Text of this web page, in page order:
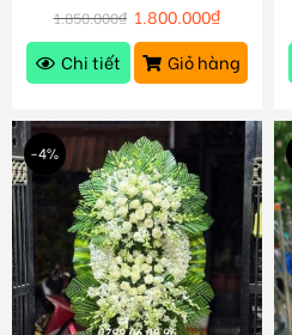
1.850.000₫ 1.800.000₫
Chi tiết
Giỏ hàng
-4%